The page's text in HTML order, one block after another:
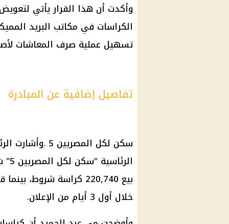
وأكدت أن هذا القراريأتي
الكراسات في مكاتب البريد
تسهيل عملية صرف المعاشات
تفاصيل إضافية عن المبادرة
سكن لكل المصريين 5 .وأشارت
الرئاسية "سكن لكل المصريين 5 "
بيع 220,740
كراسة شروط
خلال أول 3 أيام من الإعلان.